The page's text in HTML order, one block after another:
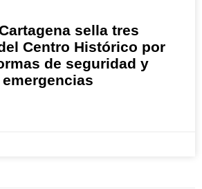
sella tres
Centro Histórico por
de seguridad y